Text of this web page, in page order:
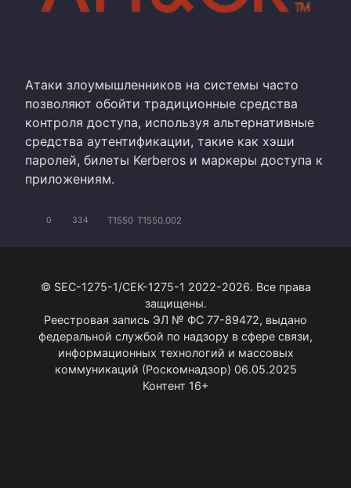
Атаки злоумышленников на системы часто
позволяют обойти традиционные средства
контроля доступа, используя альтернативные
средства аутентификации, такие как хэши
паролей, билеты Kerberos и маркеры доступа к
приложениям.
0 334 T1550 T1550.002
© SEC-1275-1/СЕК-1275-1 2022-2026. Все права
защищены.
Реестровая запись ЭЛ № ФС 77-89472, выдано
федеральной службой по надзору в сфере связи,
информационных технологий и массовых
коммуникаций (Роскомнадзор) 06.05.2025
Контент 16+